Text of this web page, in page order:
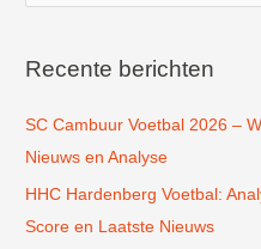
k
a
a
r
:
Recente berichten
SC Cambuur Voetbal 2026 –
Nieuws en Analyse
HHC Hardenberg Voetbal:
Score en Laatste Nieuws